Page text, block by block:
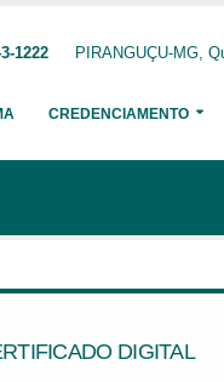
1222 PIRANGUÇU-MG,
CREDENCIAMENTO
DIGITAL